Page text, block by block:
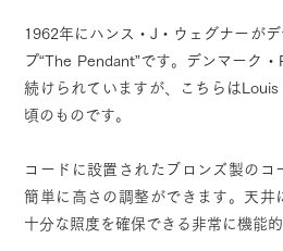
1962年にハンス・J・ウェグナーが
プ“The Pendant”です。デンマーク
続けられていますが、こちらは
頃のものです。
コードに設置されたブロンズ製のコ
簡単に高さの調整ができます。天井
十分な照度を確保できる非常に機能